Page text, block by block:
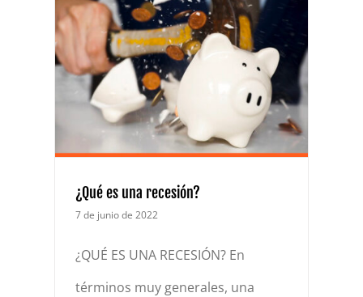
¿Qué es una recesión?
7 de junio de 2022
¿QUÉ ES UNA RECESIÓN? En
términos muy generales, una